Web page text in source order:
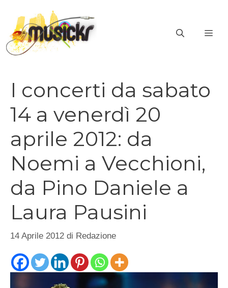
contenuto
I concerti da sabato
14 a venerdì 20
aprile 2012: da
Noemi a Vecchioni,
da Pino Daniele a
Laura Pausini
14 Aprile 2012 di Redazione